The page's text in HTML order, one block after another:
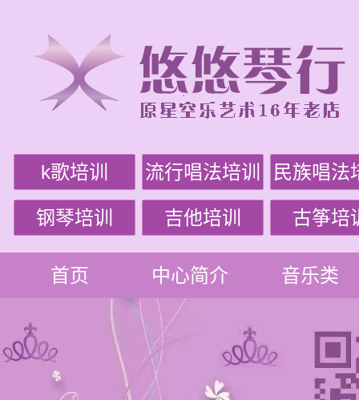
k歌培训 流行唱法培训 民族唱法
钢琴培训 吉他培训 古筝培
首页 中心简介 音乐类